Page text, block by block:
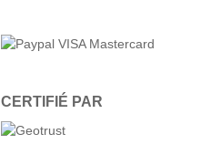
CERTIFIÉ PAR